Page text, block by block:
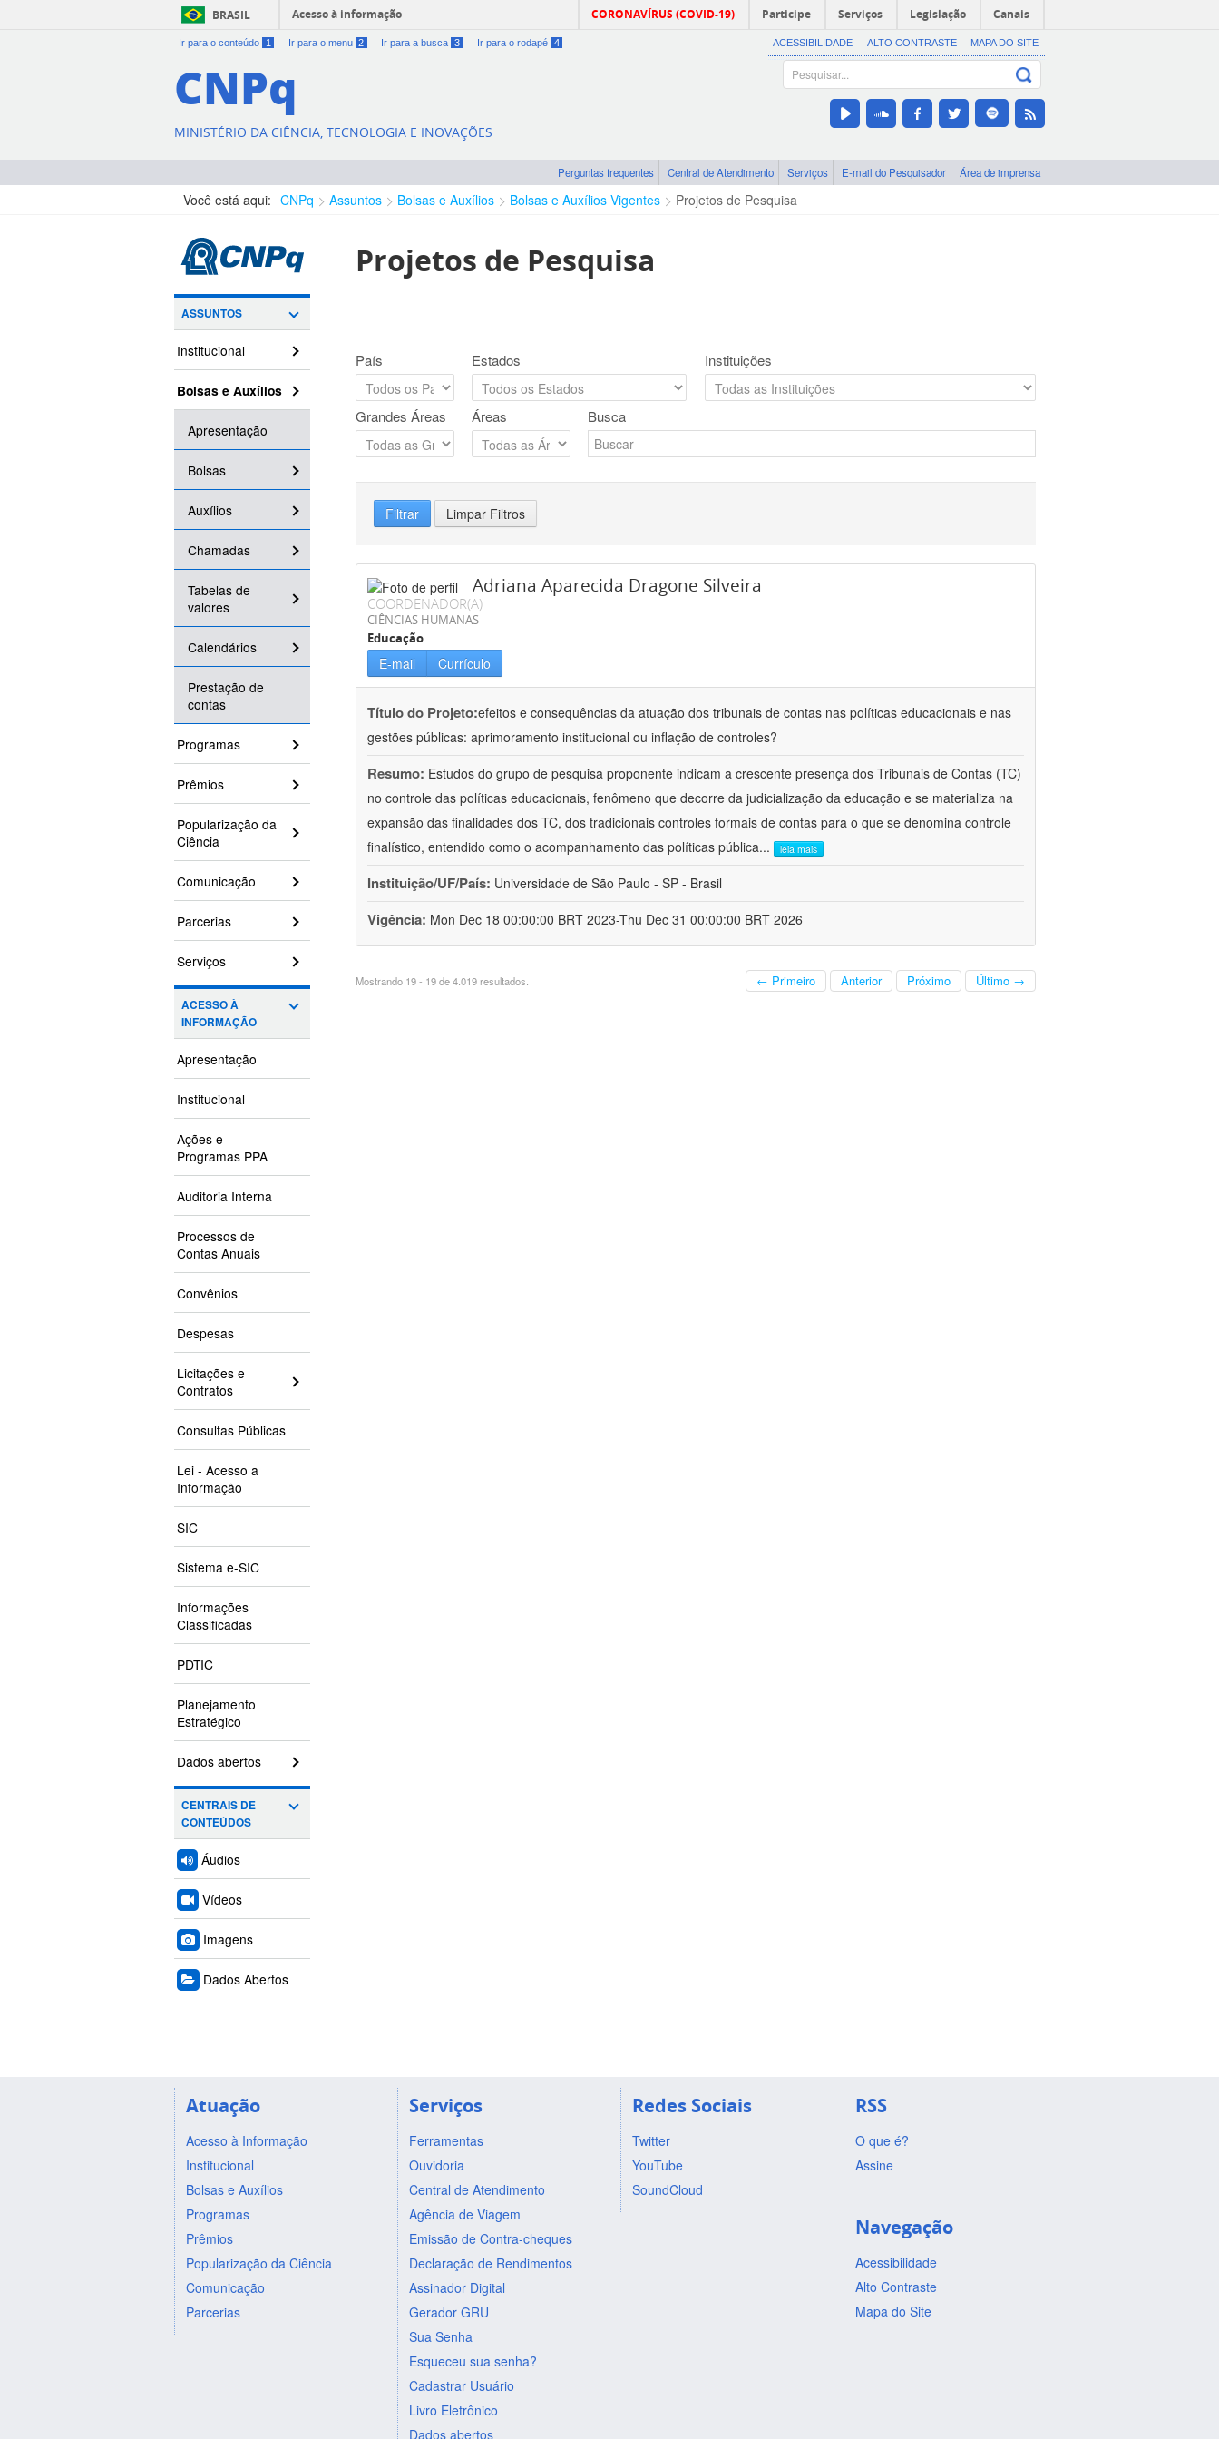
BRASIL Acesso à informação CORONAVÍRUS (COVID-19) Participe Serviços Legislação Canais
Ir para o conteúdo 1 Ir para o menu 2 Ir para a busca 3 Ir para o rodapé 4 ACESSIBILIDADE ALTO CONTRASTE MAPA DO SITE
CNPq
MINISTÉRIO DA CIÊNCIA, TECNOLOGIA E INOVAÇÕES
Perguntas frequentes Central de Atendimento Serviços E-mail do Pesquisador Área de imprensa
Você está aqui: CNPq Assuntos Bolsas e Auxílios Bolsas e Auxílios Vigentes Projetos de Pesquisa
ASSUNTOS
Institucional
Bolsas e Auxílios
Apresentação
Bolsas
Auxílios
Chamadas
Tabelas de
valores
Calendários
Prestação de
contas
Programas
Prêmios
Popularização da
Ciência
Comunicação
Parcerias
Serviços
ACESSO À
INFORMAÇÃO
Apresentação
Institucional
Ações e
Programas PPA
Auditoria Interna
Processos de
Contas Anuais
Convênios
Despesas
Licitações e
Contratos
Consultas Públicas
Lei - Acesso a
Informação
SIC
Sistema e-SIC
Informações
Classificadas
PDTIC
Planejamento
Estratégico
Dados abertos
CENTRAIS DE
CONTEÚDOS
Áudios
Vídeos
Imagens
Dados Abertos
Projetos de Pesquisa
País Estados Instituições
Grandes Áreas Áreas Busca
Filtrar Limpar Filtros
Adriana Aparecida Dragone Silveira
COORDENADOR(A)
CIÊNCIAS HUMANAS
Educação
E-mail Currículo
Título do Projeto:efeitos e consequências da atuação dos tribunais de contas nas políticas educacionais e nas
gestões públicas: aprimoramento institucional ou inflação de controles?
Resumo: Estudos do grupo de pesquisa proponente indicam a crescente presença dos Tribunais de Contas (TC)
no controle das políticas educacionais, fenômeno que decorre da judicialização da educação e se materializa na
expansão das finalidades dos TC, dos tradicionais controles formais de contas para o que se denomina controle
finalístico, entendido como o acompanhamento das políticas pública... leia mais
Instituição/UF/País: Universidade de São Paulo - SP - Brasil
Vigência: Mon Dec 18 00:00:00 BRT 2023-Thu Dec 31 00:00:00 BRT 2026
Mostrando 19 - 19 de 4.019 resultados. ← Primeiro Anterior Próximo Último →
Atuação
Acesso à Informação
Institucional
Bolsas e Auxílios
Programas
Prêmios
Popularização da Ciência
Comunicação
Parcerias
Serviços
Ferramentas
Ouvidoria
Central de Atendimento
Agência de Viagem
Emissão de Contra-cheques
Declaração de Rendimentos
Assinador Digital
Gerador GRU
Sua Senha
Esqueceu sua senha?
Cadastrar Usuário
Livro Eletrônico
Dados abertos
Redes Sociais
Twitter
YouTube
SoundCloud
RSS
O que é?
Assine
Navegação
Acessibilidade
Alto Contraste
Mapa do Site